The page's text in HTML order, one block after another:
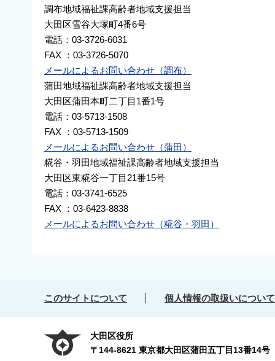
調布地域福祉課高齢者地域支援担当
大田区雪谷大塚町4番6号
電話：03-3726-6031
FAX ：03-3726-5070
メールによるお問い合わせ（調布）
蒲田地域福祉課高齢者地域支援担当
大田区蒲田本町二丁目1番1号
電話：03-5713-1508
FAX ：03-5713-1509
メールによるお問い合わせ（蒲田）
糀谷・羽田地域福祉課高齢者地域支援担当
大田区東糀谷一丁目21番15号
電話：03-3741-6525
FAX ：03-6423-8838
メールによるお問い合わせ（糀谷・羽田）
このサイトについて 個人情報の取扱いについて
大田区役所
〒144-8621 東京都大田区蒲田五丁目13番14号